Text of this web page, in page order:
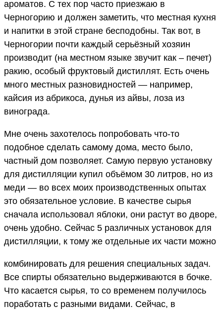
ароматов. С тех пор часто приезжаю в
Черногорию и должен заметить, что местная кухня
и напитки в этой стране бесподобны. Так вот, в
Черногории почти каждый серьёзный хозяин
производит (на местном языке звучит как – печет)
ракию, особый фруктовый дистиллят. Есть очень
много местных разновидностей — например,
кайсия из абрикоса, дунья из айвы, лоза из
винограда.
Мне очень захотелось попробовать что-то
подобное сделать самому дома, место было,
частный дом позволяет. Самую первую установку
для дистилляции купил объёмом 30 литров, но из
меди — во всех моих производственных опытах
это обязательное условие. В качестве сырья
сначала использовал яблоки, они растут во дворе,
очень удобно. Сейчас 5 различных установок для
дистилляции, к тому же отдельные их части можно
комбинировать для решения специальных задач.
Все спирты обязательно выдерживаются в бочке.
Что касается сырья, то со временем получилось
поработать с разными видами. Сейчас, в